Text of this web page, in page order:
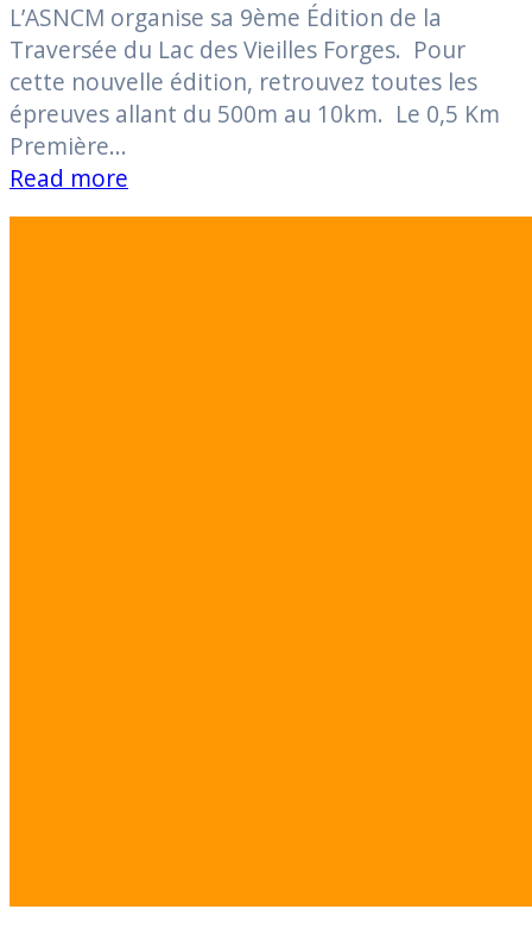
L’ASNCM organise sa 9ème Édition de la
Traversée du Lac des Vieilles Forges. Pour
cette nouvelle édition, retrouvez toutes les
épreuves allant du 500m au 10km. Le 0,5 Km
Première…
Read more